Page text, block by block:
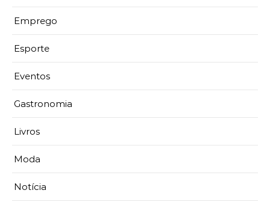
Emprego
Esporte
Eventos
Gastronomia
Livros
Moda
Notícia